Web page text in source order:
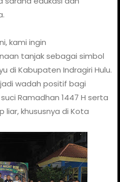
kami ingin
tanjak sebagai simbol
di Kabupaten Indragiri Hulu.
wadah positif bagi
Ramadhan 1447 H serta
liar, khususnya di Kota